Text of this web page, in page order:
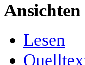
Ansichten
Lesen